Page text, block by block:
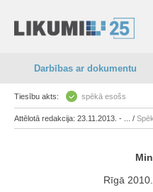
Darbības ar dokumentu
Tiesību akts: spēkā esošs
Attēlotā redakcija: 23.11.2013. - ... /
Rīgā